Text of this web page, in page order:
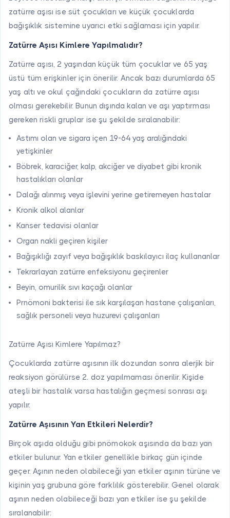
zatürre aşısı ise süt çocukları ve küçük çocuklarda
bağışıklık sistemine uyarıcı etki sağlaması için yapılır.
Zatürre Aşısı Kimlere Yapılmalıdır?
Zatürre aşısı, 2 yaşından küçük tüm çocuklar ve 65 yaş
üstü tüm erişkinler için önerilir. Ancak bazı durumlarda 65
yaş altı ve okul çağındaki çocukların da zatürre aşısı
olması gerekebilir. Bunun dışında kalan ve aşı yaptırması
gereken riskli gruplar ise şu şekilde sıralanabilir:
Astımı olan ve sigara içen 19-64 yaş aralığındaki
yetişkinler
Böbrek, karaciğer, kalp, akciğer ve diyabet gibi kronik
hastalıkları olanlar
Dalağı alınmış veya işlevini yerine getiremeyen hastalar
Kronik alkol alanlar
Kanser tedavisi olanlar
Organ nakli geçiren kişiler
Bağışıklığı zayıf veya bağışıklık baskılayıcı ilaç kullananlar
Tekrarlayan zatürre enfeksiyonu geçirenler
Beyin, omurilik sıvı kaçağı olanlar
Prnömoni bakterisi ile sık karşılaşan hastane çalışanları,
sağlık personeli veya huzurevi çalışanları
Zatürre Aşısı Kimlere Yapılmaz?
Çocuklarda zatürre aşısının ilk dozundan sonra alerjik bir
reaksiyon görülürse 2. doz yapılmaması önerilir. Kişide
ateşli bir hastalık varsa hastalığın geçmesi sonrası aşı
yapılır.
Zatürre Aşısının Yan Etkileri Nelerdir?
Birçok aşıda olduğu gibi pnömokok aşısında da bazı yan
etkiler bulunur. Yan etkiler genellikle birkaç gün içinde
geçer. Aşının neden olabileceği yan etkiler aşının türüne ve
kişinin yaş grubuna göre farklılık gösterebilir. Genel olarak
aşının neden olabileceği bazı yan etkiler ise şu şekilde
sıralanabilir: